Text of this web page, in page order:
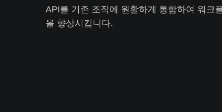
API를 기존 조직에 원활하게 통합하여 워크
을 향상시킵니다.